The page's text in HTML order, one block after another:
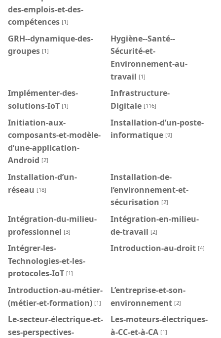
des-emplois-et-des-
compétences [1]
GRH--dynamique-des-
groupes [1]
Hygiène--Santé--
Sécurité-et-
Environnement-au-
travail [1]
Implémenter-des-
solutions-IoT [1]
Infrastructure-
Digitale [116]
Initiation-aux-
composants-et-modèle-
d’une-application-
Android [2]
Installation-d’un-poste-
informatique [9]
Installation-d’un-
réseau [18]
Installation-de-
l’environnement-et-
sécurisation [2]
Intégration-du-milieu-
professionnel [3]
Intégration-en-milieu-
de-travail [2]
Intégrer-les-
Technologies-et-les-
protocoles-IoT [1]
Introduction-au-droit [4]
Introduction-au-métier-
(métier-et-formation) [1]
L’entreprise-et-son-
environnement [2]
Le-secteur-électrique-et-
ses-perspectives-
Les-moteurs-électriques-
à-CC-et-à-CA [1]